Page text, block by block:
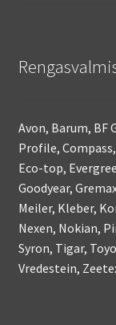
Avon, Barum, BF
Profile,
Eco-top,
Goodyear,
Meiler, Kleber,
Nexen, Nokian,
Syron, Tigar,
Vredestein,